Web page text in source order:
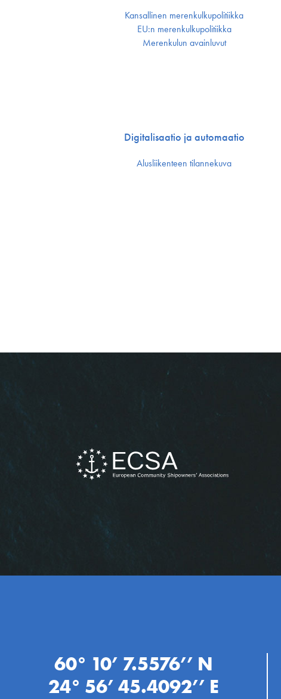
Kansallinen merenkulku­politiikka
EU:n merenkulku­politiikka
Merenkulun avainluvut
Digitalisaatio ja automaatio
Alusliikenteen tilannekuva
60° 10’ 7.5576’’ N
24° 56’ 45.4092’’ E